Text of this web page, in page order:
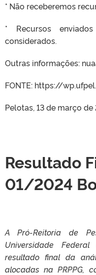
* Não receberemos
* Recursos
considerados.
Outras informações:
FONTE: https://
Pelotas, 13 de março de
Resultado
01/2024
A Pró-Reitoria de
Universidade
resultado final da
alocadas na PRPPG,